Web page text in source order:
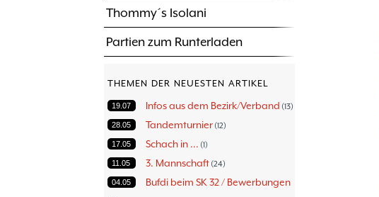
Thommy´s Isolani
Partien zum Runterladen
THEMEN DER NEUESTEN ARTIKEL
19.07 Infos aus dem Bezirk/Verband 13
28.05 Tandemturnier 12
17.05 Schach in ... 1
11.05 3. Mannschaft 24
04.05 Bufdi beim SK 32 / Bewerbungen